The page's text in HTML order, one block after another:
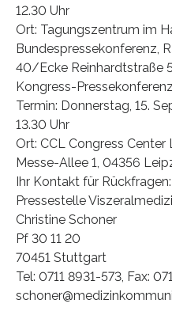
12.30 Uhr
Ort: Tagungszentrum im
Bundespressekonferenz,
40/Ecke Reinhardtstraße
Kongress-Pressekonferenz
Termin: Donnerstag, 15.
13.30 Uhr
Ort: CCL Congress Center
Messe-Allee 1, 04356
Ihr Kontakt für Rückfragen:
Pressestelle
Christine Schoner
Pf 30 11 20
70451 Stuttgart
Tel: 0711 8931-573, Fax: